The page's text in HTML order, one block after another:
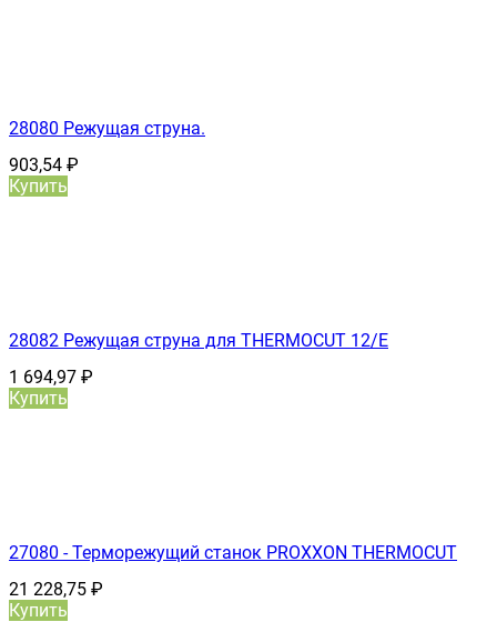
28080 Режущая струна.
903,54 ₽
Купить
28082 Режущая струна для THERMOCUT 12/E
1 694,97 ₽
Купить
27080 - Терморежущий станок PROXXON THERMOCUT
21 228,75 ₽
Купить